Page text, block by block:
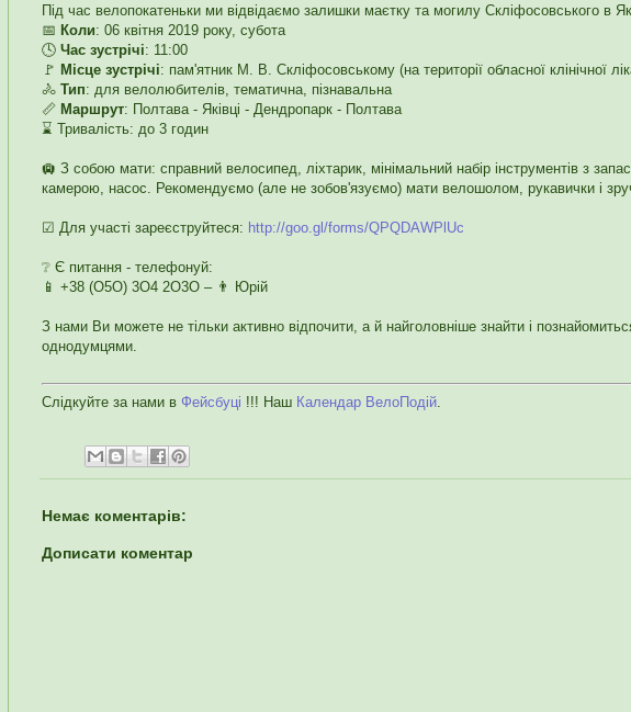
Під час велопокатеньки ми відвідаємо залишки маєтку та могилу Скліфосовського в
📅 Коли: 06 квітня 2019 року, субота
🕓 Час зустрічі: 11:00
🚩 Місце зустрічі: пам'ятник М. В. Скліфосовському (на території обласної клінічної
🚴 Тип: для велолюбителів, тематична, пізнавальна
📏 Маршрут: Полтава - Яківці - Дендропарк - Полтава
⌛ Тривалість: до 3 годин
🛄 З собою мати: справний велосипед, ліхтарик, мінімальний набір інструментів з
камерою, насос. Рекомендуємо (але не зобов'язуємо) мати велошолом, рукавички і
☑ Для участі зареєструйтеся: http://goo.gl/forms/QPQDAWPlUc
❔ Є питання - телефонуй:
📱 +38 (О5О) 3О4 2О3О – 👨 Юрій
З нами Ви можете не тільки активно відпочити, а й найголовніше знайти і
однодумцями.
Слідкуйте за нами в Фейсбуці !!! Наш Календар ВелоПодій
Немає коментарів:
Дописати коментар